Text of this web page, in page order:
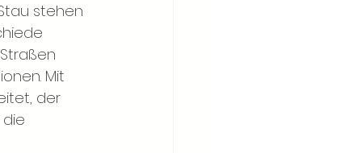
stehen
Mit
der